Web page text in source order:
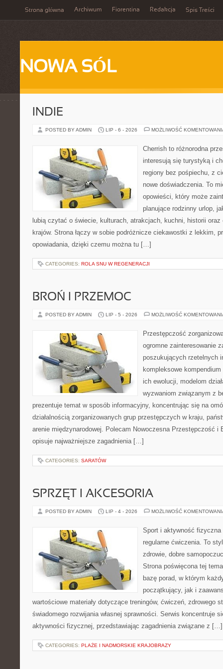
Strona główna Archiwum Fiorentina Redakcja Spis Treści
NOWA SÓL
INDIE
POSTED BY ADMIN LIP - 6 - 2026 MOŻLIWOŚĆ
Cherrish to różnorodna
interesują się turystyką i
regiony bez pośpiechu, z
nowe doświadczenia. To
opowieści, który może
planujące rodzinny urlop,
lubią czytać o świecie, kulturach, atrakcjach, kuchni, historii
krajów. Strona łączy w sobie podróżnicze ciekawostki z lekkim,
opowiadania, dzięki czemu można tu […]
CATEGORIES: ROLA SNU W REGENERACJI
BROŃ I PRZEMOC
POSTED BY ADMIN LIP - 5 - 2026 MOŻLIWOŚĆ
Przestępczość
ogromne zainteresowanie
poszukujących rzetelnych
kompleksowe
ich ewolucji, modelom
wyzwaniom związanym z
prezentuje temat w sposób informacyjny, koncentrując się na
działalnością zorganizowanych grup przestępczych w kraju,
arenie międzynarodowej. Polecam Nowoczesna Przestępczość i
opisuje najważniejsze zagadnienia […]
CATEGORIES: SARATÓW
SPRZĘT I AKCESORIA
POSTED BY ADMIN LIP - 4 - 2026 MOŻLIWOŚĆ
Sport i aktywność
regularne ćwiczenia. To
zdrowie, dobre
Strona poświęcona tej
bazę porad, w którym
początkujący, jak i
wartościowe materiały dotyczące treningów, ćwiczeń, zdrowego
świadomego rozwijania własnej sprawności. Serwis koncentruje
aktywności fizycznej, przedstawiając zagadnienia związane z […]
CATEGORIES: PLAŻE I NADMORSKIE KRAJOBRAZY